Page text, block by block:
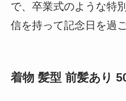
で、卒業式のような特
信を持って記念日を過
着物 髪型 前髪あり